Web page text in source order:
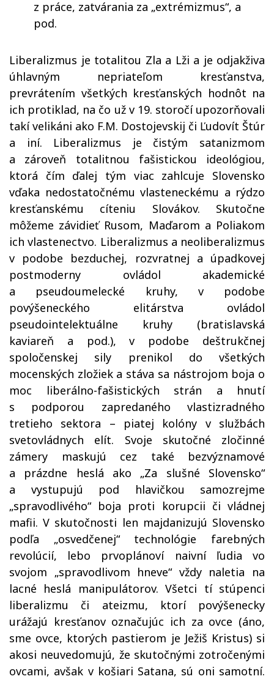
z práce, zatvárania za „extrémizmus“, a
pod.
Liberalizmus je totalitou Zla a Lži a je odjakživa
úhlavným nepriateľom kresťanstva,
prevrátením všetkých kresťanských hodnôt na
ich protiklad, na čo už v 19. storočí upozorňovali
takí velikáni ako F.M. Dostojevskij či Ľudovít Štúr
a iní. Liberalizmus je čistým satanizmom
a zároveň totalitnou fašistickou ideológiou,
ktorá čím ďalej tým viac zahlcuje Slovensko
vďaka nedostatočnému vlasteneckému a rýdzo
kresťanskému cíteniu Slovákov. Skutočne
môžeme závidieť Rusom, Maďarom a Poliakom
ich vlastenectvo. Liberalizmus a neoliberalizmus
v podobe bezduchej, rozvratnej a úpadkovej
postmoderny ovládol akademické
a pseudoumelecké kruhy, v podobe
povýšeneckého elitárstva ovládol
pseudointelektuálne kruhy (bratislavská
kaviareň a pod.), v podobe deštrukčnej
spoločenskej sily prenikol do všetkých
mocenských zložiek a stáva sa nástrojom boja o
moc liberálno-fašistických strán a hnutí
s podporou zapredaného vlastizradného
tretieho sektora – piatej kolóny v službách
svetovládnych elít. Svoje skutočné zločinné
zámery maskujú cez také bezvýznamové
a prázdne heslá ako „Za slušné Slovensko“
a vystupujú pod hlavičkou samozrejme
„spravodlivého“ boja proti korupcii či vládnej
mafii. V skutočnosti len majdanizujú Slovensko
podľa „osvedčenej“ technológie farebných
revolúcií, lebo prvoplánoví naivní ľudia vo
svojom „spravodlivom hneve“ vždy naletia na
lacné heslá manipulátorov. Všetci tí stúpenci
liberalizmu či ateizmu, ktorí povýšenecky
urážajú kresťanov označujúc ich za ovce (áno,
sme ovce, ktorých pastierom je Ježiš Kristus) si
akosi neuvedomujú, že skutočnými zotročenými
ovcami, avšak v košiari Satana, sú oni samotní.